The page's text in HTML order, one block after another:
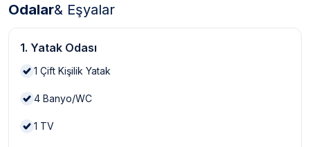
Odalar& Eşyalar
1. Yatak Odası
1 Çift Kişilik Yatak
4 Banyo/WC
1 TV